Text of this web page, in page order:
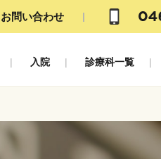
入院 診療科一覧
お問い合わせ